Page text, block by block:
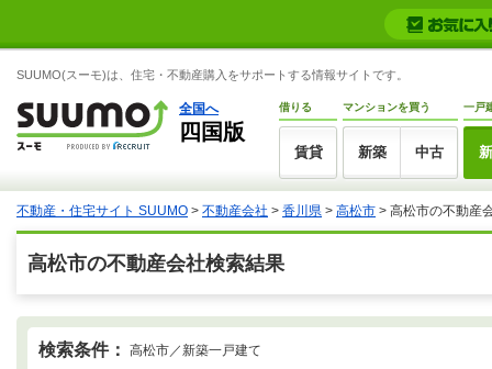
SUUMO(スーモ)は、住宅・不動産購入をサポートする情報サイトです。
全国へ
四国版
借りる
賃貸
マンションを買う
新築 中古
一戸
不動産・住宅サイト SUUMO > 不動産会社 > 香川県 > 高松市 > 高松市の不動産
高松市の不動産会社検索結果
検索条件： 高松市／新築一戸建て